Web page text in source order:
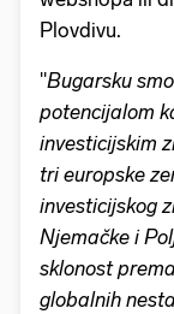
Plovdivu.
''Bugarsku
potencijalom
investicijskim
tri europske
investicijskog
Njemačke i
sklonost
globalnih